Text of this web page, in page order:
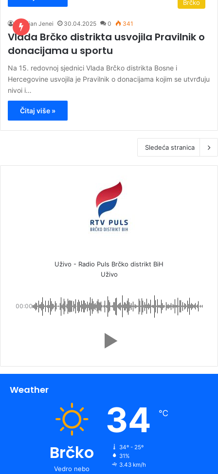
Brčko
Kristijan Jenei 30.04.2025 0 341
Vlada Brčko distrikta usvojila Pravilnik o
donacijama u sportu
Na 15. redovnoj sjednici Vlada Brčko distrikta Bosne i
Hercegovine usvojila je Pravilnik o donacijama kojim se utvrđuju
nivoi i…
Čitaj više »
Sledeća stranica
Uživo - Radio Puls Brčko distrikt BiH
Uživo
00:00
Weather
Brčko
Vedro nebo
34 ℃
34º - 25º
31%
3.43 km/h